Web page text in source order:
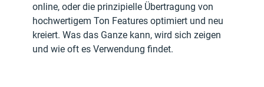
online, oder die prinzipielle Übertragung von
hochwertigem Ton Features optimiert und neu
kreiert. Was das Ganze kann, wird sich zeigen
und wie oft es Verwendung findet.